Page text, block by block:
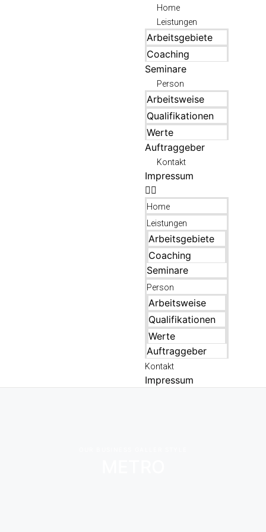
Home
Leistungen
Arbeitsgebiete
Coaching
Seminare
Person
Arbeitsweise
Qualifikationen
Werte
Auftraggeber
Kontakt
Impressum
Home
Leistungen
Arbeitsgebiete
Coaching
Seminare
Person
Arbeitsweise
Qualifikationen
Werte
Auftraggeber
Kontakt
Impressum